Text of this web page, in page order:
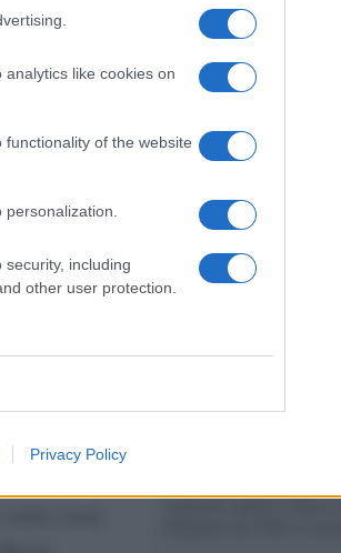
like cookies on
of the website
including
other user protection.
Privacy Policy
dei turisti al
di Santa
del
e studiosi,
durante
Università di Siena /
apre le porte:
In occasione del Palio di
pubblico l’Aula Magna
Tendenze /Sale il
online in Europa e
articoli second hand
Il caso /Trump ha quasi
vogliono vederci chiaro